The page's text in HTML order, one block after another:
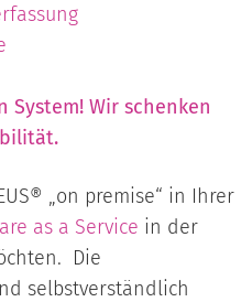
System! Wir schenken
„on premise“ in Ihrer
as a Service in der
Die
selbstverständlich